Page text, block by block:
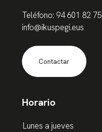
Teléfono: 94 601 82 75
info@ikuspegi.eus
Contactar
Horario
Lunes a jueves